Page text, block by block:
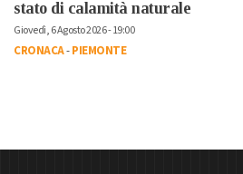
stato di calamità naturale
Giovedì, 6 Agosto 2026 - 19:00
CRONACA-PIEMONTE